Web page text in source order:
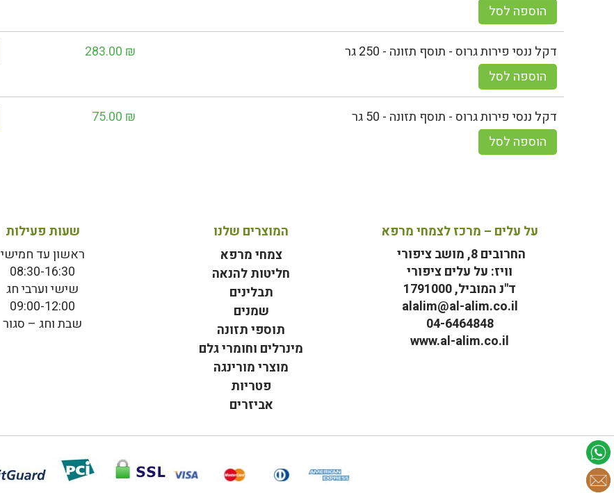
הוספה לסל
דקל ננסי פירות גרוס - תוסף תזונה - 250 גר 283.00 ₪
הוספה לסל
דקל ננסי פירות גרוס - תוסף תזונה - 50 גר 75.00 ₪
הוספה לסל
על עלים – מרכז לצמחי מרפא
החרובים 8, מושב ציפורי
וויז: על עלים ציפורי
ד"נ המוביל, 1791000
alalim@al-alim.co.il
04-6464848
www.al-alim.co.il
המוצרים שלנו
צמחי מרפא
חליטות להנאה
תבלינים
שמנים
תוספי תזונה
מינרלים וחומרי גלם
מוצרי מורינגה
פטריות
אביזרים
שעות פעילות
ראשון עד חמישי
08:30-16:30
שישי וערבי חג
09:00-12:00
שבת וחג – סגור